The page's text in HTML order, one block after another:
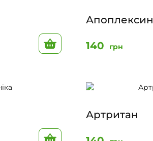
До кошику
Апоплексин
140 грн
До кошику
Артритан